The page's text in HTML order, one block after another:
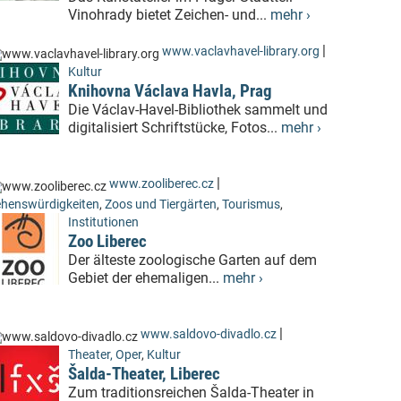
Vinohrady bietet Zeichen- und... mehr ›
www.vaclavhavel-library.org |
Kultur
Knihovna Václava Havla, Prag
Die Václav-Havel-Bibliothek sammelt und
digitalisiert Schriftstücke, Fotos... mehr ›
www.zooliberec.cz |
, Zoos und Tiergärten, Tourismus,
Institutionen
Zoo Liberec
Der älteste zoologische Garten auf dem
Gebiet der ehemaligen... mehr ›
www.saldovo-divadlo.cz |
Theater, Oper, Kultur
Šalda-Theater, Liberec
Zum traditionsreichen Šalda-Theater in